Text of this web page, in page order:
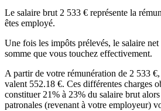
Le salaire brut 2 533 € représente la
êtes employé.
Une fois les impôts prélevés, le salaire net
somme que vous touchez effectivement.
A partir de votre rémunération de 2 533 €,
valent 552.18 €. Ces différentes charges
constituer 21% à 23% du salaire brut
patronales (revenant à votre employeur)